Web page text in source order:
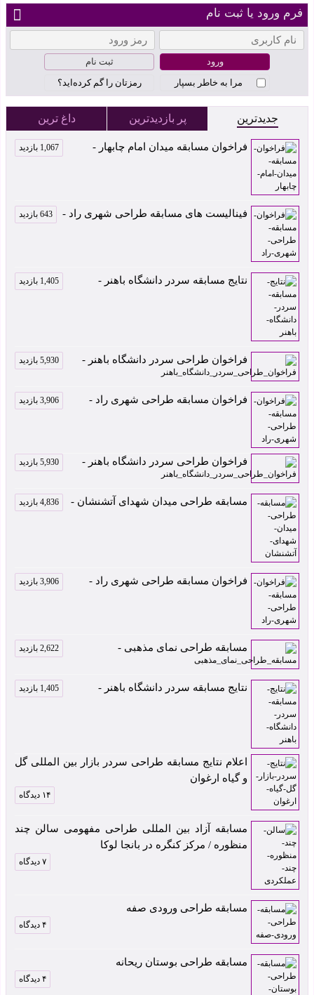
فرم ورود یا ثبت نام
ثبت نام
مرا به خاطر بسپار
رمزتان را گم کرده‌اید؟
جدیدترین پر بازدیدترین داغ ترین
فراخوان مسابقه میدان امام چابهار - 1,067 بازدید
فینالیست های مسابقه طراحی شهری راد - 643 بازدید
نتایج مسابقه سردر دانشگاه باهنر - 1,405 بازدید
فراخوان طراحی سردر دانشگاه باهنر - 5,930 بازدید
فراخوان مسابقه طراحی شهری راد - 3,906 بازدید
فراخوان طراحی سردر دانشگاه باهنر - 5,930 بازدید
مسابقه طراحی میدان شهدای آتشنشان - 4,836 بازدید
فراخوان مسابقه طراحی شهری راد - 3,906 بازدید
مسابقه طراحی نمای مذهبی - 2,622 بازدید
نتایج مسابقه سردر دانشگاه باهنر - 1,405 بازدید
اعلام نتایج مسابقه طراحی سردر بازار بین المللی گل
و گیاه ارغوان
۱۴ دیدگاه
مسابقه آزاد بین المللی طراحی مفهومی سالن چند
منظوره / مرکز کنگره در بانجا لوکا
۷ دیدگاه
مسابقه طراحی ورودی صفه
۴ دیدگاه
مسابقه طراحی بوستان ریحانه
۴ دیدگاه